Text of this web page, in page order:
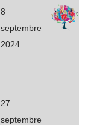
8
septembre
2024
27
septembre